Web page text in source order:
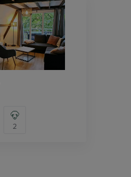
2